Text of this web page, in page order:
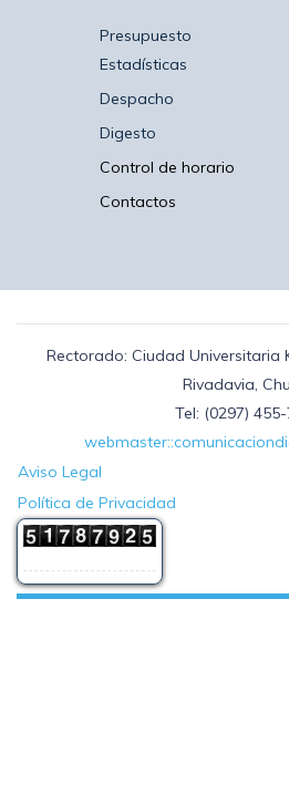
Presupuesto
Estadísticas
Despacho
Digesto
Control de horario
Contactos
Rectorado: Ciudad Universitaria
Rivadavia,
Tel: (0297)
Aviso Legal
Política de Privacidad